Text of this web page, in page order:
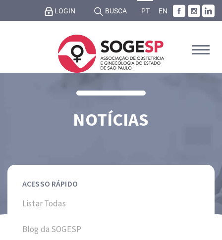
LOGIN BUSCA PT EN
NOTÍCIAS
ACESSO RÁPIDO
Listar Todas
Blog da SOGESP